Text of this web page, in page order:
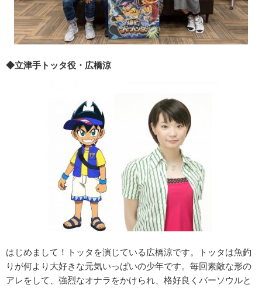
◆立津手トッタ役・広橋涼
はじめまして！トッタを演じている広橋涼です。トッタは魚釣
りが何より大好きな元気いっぱいの少年です。毎回素敵な形の
アレをして、強烈なオナラをかけられ、格好良くバーソウルと